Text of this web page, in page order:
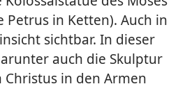
Petrus in Ketten). Auch in
sichtbar. In dieser
auch die Skulptur
Christus in den Armen